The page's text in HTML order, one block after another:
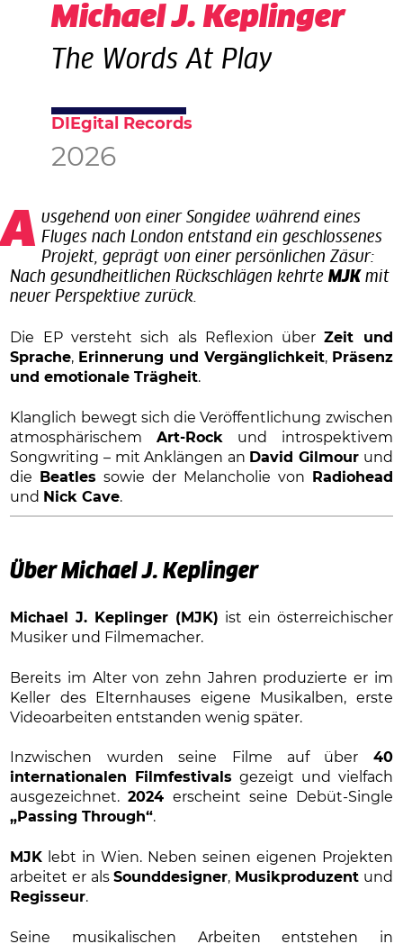
Michael J. Keplinger
The Words At Play
DIEgital Records
2026
Ausgehend von einer Songidee während eines Fluges nach London entstand ein geschlossenes
Projekt, geprägt von einer persönlichen Zäsur:
Nach gesundheitlichen Rückschlägen kehrteMJK mit
neuer Perspektive zurück.
Die EP versteht sich als Reflexion überZeit und
Sprache, Erinnerung und Vergänglichkeit, Präsenz
und emotionale Trägheit.
Klanglich bewegt sich die Veröffentlichung zwischen
atmosphärischemArt-Rock und introspektivem
Songwriting – mit Anklängen an David Gilmour und
die
Beatles sowie der Melancholie von
Radiohead
und Nick Cave.
Über Michael J. Keplinger
Michael J. Keplinger (MJK) ist ein österreichischer
Musiker und Filmemacher.
Bereits im Alter von zehn Jahren produzierte er im
Keller des Elternhauses eigene Musikalben, erste
Videoarbeiten entstanden wenig später.
Inzwischen wurden seine Filme auf über 40
internationalen Filmfestivals gezeigt und vielfach
ausgezeichnet.2024 erscheint seine Debüt-Single
„Passing Through“.
MJK lebt in Wien. Neben seinen eigenen Projekten
arbeitet er alsSounddesigner, Musikproduzent und
Regisseur.
Seine musikalischen Arbeiten entstehen in